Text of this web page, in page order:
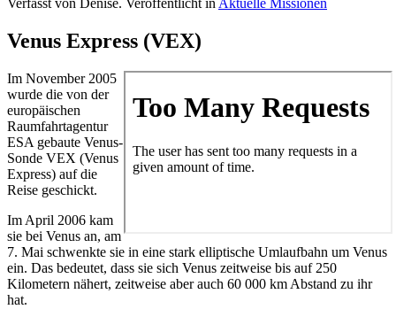
Verfasst von Denise. Veröffentlicht in Aktuelle Missionen
Venus Express (VEX)
Im November 2005
wurde die von der
europäischen
Raumfahrtagentur
ESA gebaute Venus-
Sonde VEX (Venus
Express) auf die
Reise geschickt.
Im April 2006 kam
sie bei Venus an, am
7. Mai schwenkte sie in eine stark elliptische Umlaufbahn um Venus
ein. Das bedeutet, dass sie sich Venus zeitweise bis auf 250
Kilometern nähert, zeitweise aber auch 60 000 km Abstand zu ihr
hat.